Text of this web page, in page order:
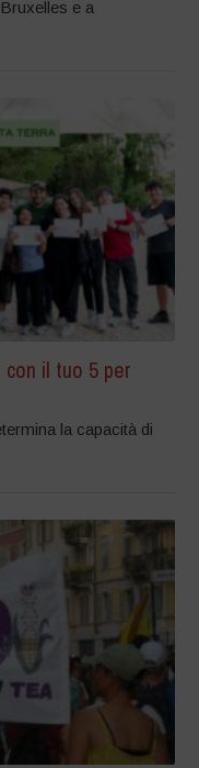
e a
il tuo 5 per
la capacità di